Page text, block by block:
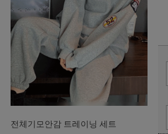
전체기모안감 트레이닝 세트